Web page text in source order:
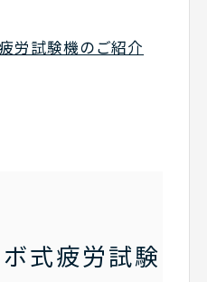
労試験機のご紹介
式疲労試験